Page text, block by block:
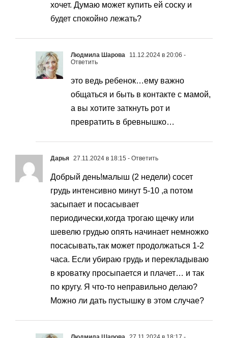
хочет. Думаю может купить ей соску и
будет спокойно лежать?
Людмила Шарова 11.12.2024 в 20:06 -
Ответить
это ведь ребенок…ему важно
общаться и быть в контакте с мамой,
а вы хотите заткнуть рот и
превратить в бревнышко…
Дарья 27.11.2024 в 18:15 - Ответить
Добрый день!малыш (2 недели) сосет
грудь интенсивно минут 5-10 ,а потом
засыпает и посасывает
периодически,когда трогаю щечку или
шевелю грудью опять начинает немножко
посасывать,так может продолжаться 1-2
часа. Если убираю грудь и перекладываю
в кроватку просыпается и плачет… и так
по кругу. Я что-то неправильно делаю?
Можно ли дать пустышку в этом случае?